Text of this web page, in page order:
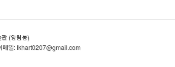
(양림동)
메일: lkhart0207@gmail.com